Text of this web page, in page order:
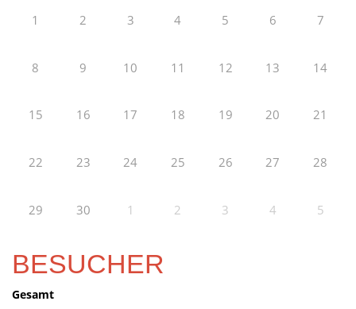
1 2 3 4 5 6 7
8 9 10 11 12 13 14
15 16 17 18 19 20 21
22 23 24 25 26 27 28
29 30 1 2 3 4 5
BESUCHER
Gesamt